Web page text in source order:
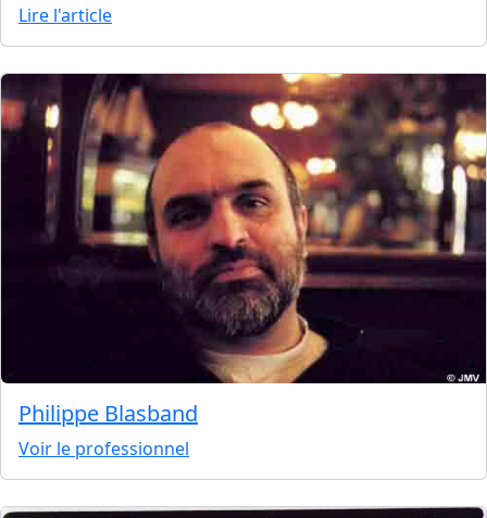
Lire l'article
Philippe Blasband
Voir le professionnel